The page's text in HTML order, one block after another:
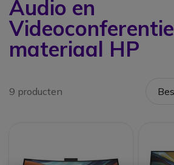
Audio en
Videoconferentie
materiaal HP
9 producten